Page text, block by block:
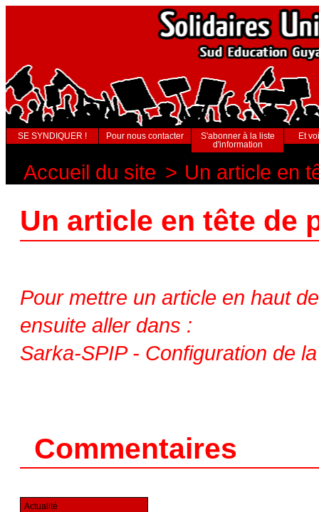
SE SYNDIQUER ! Pour nous contacter
S'abonner à la liste
d'information
Et
Accueil du site > Un article en
Un article en tête de
Pour mettre un article en haut
ensuite aller dans :
Sarka-SPIP - Configuration de
Commentaires
Actualité